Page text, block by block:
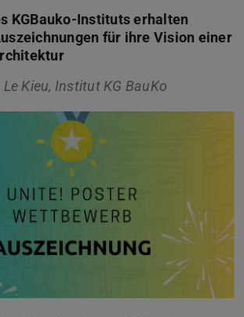
KGBauko-Instituts erhalten
für ihre Vision einer
Le Kieu, Institut KG BauKo